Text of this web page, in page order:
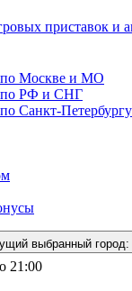
приставок и
по Москве и МО
по РФ и СНГ
Санкт-Петербургу
выбранный город:
21:00